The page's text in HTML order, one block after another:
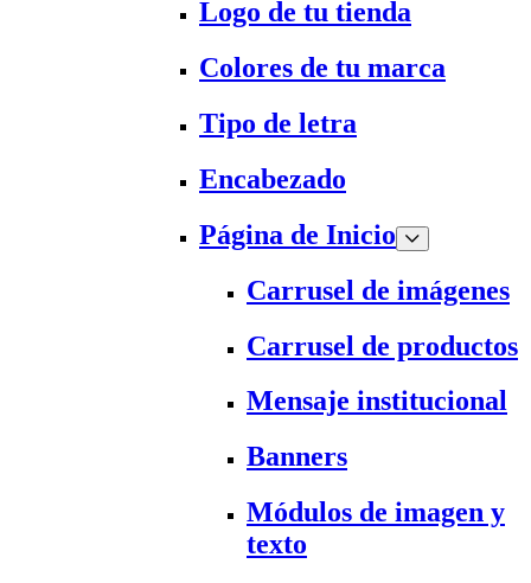
Logo de tu tienda
Colores de tu marca
Tipo de letra
Encabezado
Página de Inicio
Carrusel de imágenes
Carrusel de productos
Mensaje institucional
Banners
Módulos de imagen y
texto